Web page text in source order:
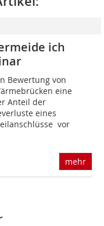
ich
Bewertung von
eine
Anteil der
eines
 vor
mehr